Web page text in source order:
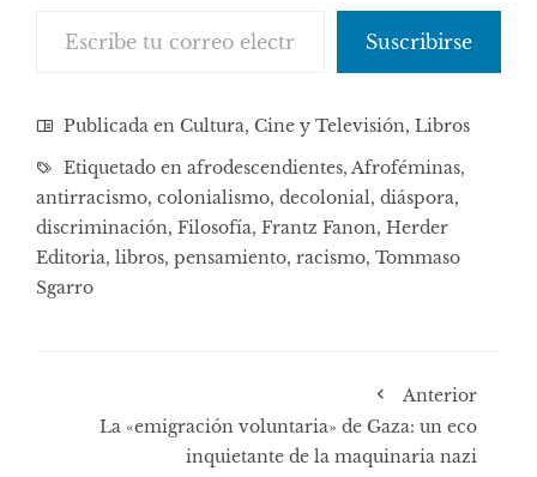
Suscribirse
Publicada en Cultura, Cine y Televisión, Libros
Etiquetado en afrodescendientes, Afroféminas,
antirracismo, colonialismo, decolonial, diáspora,
discriminación, Filosofía, Frantz Fanon, Herder
Editoria, libros, pensamiento, racismo, Tommaso
Sgarro
Anterior
La «emigración voluntaria» de Gaza: un eco
inquietante de la maquinaria nazi